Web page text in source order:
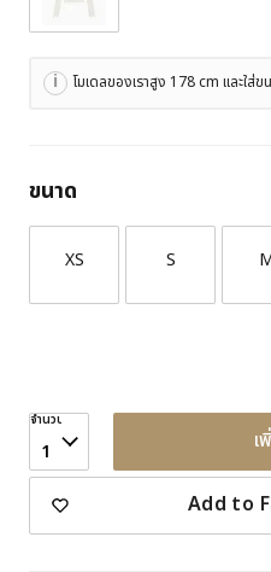
โมเดลของเราสูง 178 cm และใส่ข
ขนาด
XS S
จำนวน
1 เ
Add to